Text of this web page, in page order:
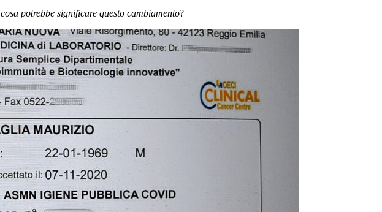
cosa potrebbe significare questo cambiamento?